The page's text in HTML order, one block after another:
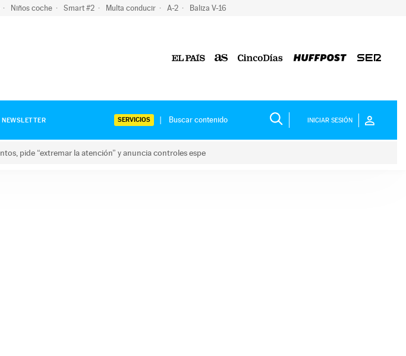
Niños coche Smart #2 Multa conducir A-2 Baliza V-16
NEWSLETTER SERVICIOS INICIAR SESIÓN
pide “extremar la atención” y anuncia controles espe